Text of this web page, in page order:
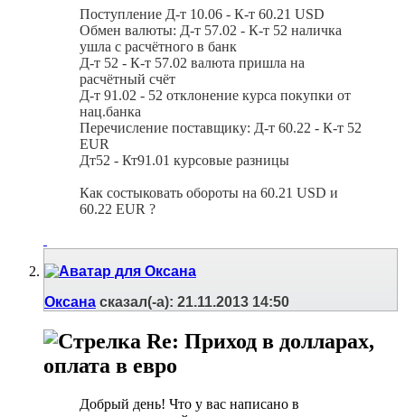
Поступление Д-т 10.06 - К-т 60.21 USD
Обмен валюты: Д-т 57.02 - К-т 52 наличка
ушла с расчётного в банк
Д-т 52 - К-т 57.02 валюта пришла на
расчётный счёт
Д-т 91.02 - 52 отклонение курса покупки от
нац.банка
Перечисление поставщику: Д-т 60.22 - К-т 52
EUR
Дт52 - Кт91.01 курсовые разницы
Как состыковать обороты на 60.21 USD и
60.22 EUR ?
Оксана сказал(-а): 21.11.2013 14:50
Re: Приход в долларах,
оплата в евро
Добрый день! Что у вас написано в